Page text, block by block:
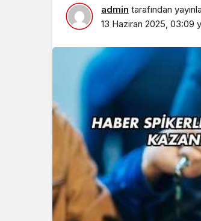
admin tarafından
13 Haziran 2025, 03:09